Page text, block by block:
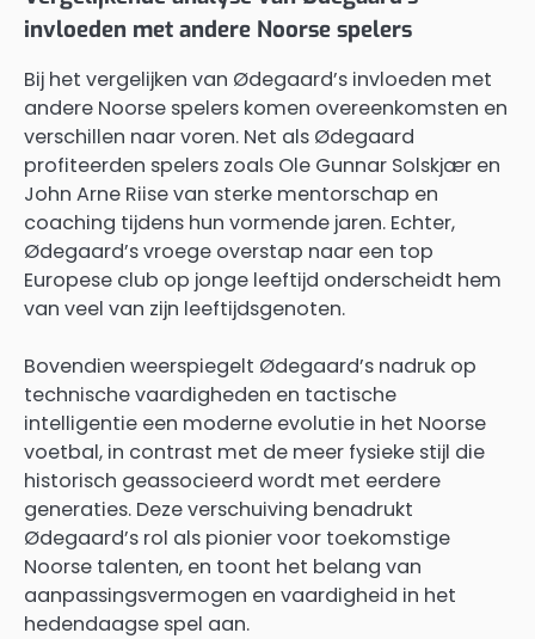
invloeden met andere Noorse spelers
Bij het vergelijken van Ødegaard’s invloeden met
andere Noorse spelers komen overeenkomsten en
verschillen naar voren. Net als Ødegaard
profiteerden spelers zoals Ole Gunnar Solskjær en
John Arne Riise van sterke mentorschap en
coaching tijdens hun vormende jaren. Echter,
Ødegaard’s vroege overstap naar een top
Europese club op jonge leeftijd onderscheidt hem
van veel van zijn leeftijdsgenoten.
Bovendien weerspiegelt Ødegaard’s nadruk op
technische vaardigheden en tactische
intelligentie een moderne evolutie in het Noorse
voetbal, in contrast met de meer fysieke stijl die
historisch geassocieerd wordt met eerdere
generaties. Deze verschuiving benadrukt
Ødegaard’s rol als pionier voor toekomstige
Noorse talenten, en toont het belang van
aanpassingsvermogen en vaardigheid in het
hedendaagse spel aan.